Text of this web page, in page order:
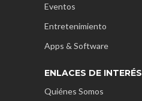
Eventos
Entretenimiento
Apps & Software
ENLACES DE INTERÉS
Quiénes Somos